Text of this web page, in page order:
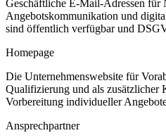
Geschäftliche E-Mail-Adressen für
Angebotskommunikation und
sind öffentlich verfügbar und
Homepage
Die Unternehmenswebsite für
Qualifizierung und als
Vorbereitung individueller
Ansprechpartner